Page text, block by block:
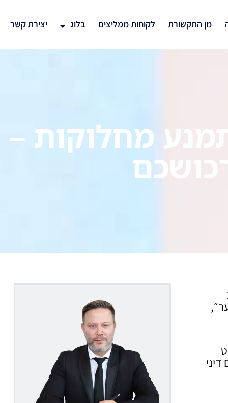
מן התקשורת לקוחות ממליצים בלוג יצירת קשר
מחלוקות –